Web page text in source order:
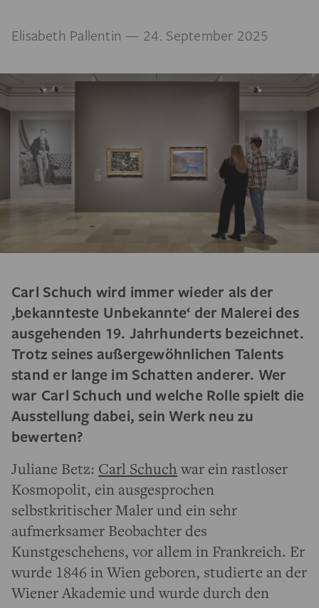
Elisabeth Pallentin — 24. September 2025
Carl Schuch wird immer wieder als der
‚bekannteste Unbekannte‘ der Malerei des
ausgehenden 19. Jahrhunderts bezeichnet.
Trotz seines außergewöhnlichen Talents
stand er lange im Schatten anderer. Wer
war Carl Schuch und welche Rolle spielt die
Ausstellung dabei, sein Werk neu zu
bewerten?
Juliane Betz: Carl Schuch war ein rastloser
Kosmopolit, ein ausgesprochen
selbstkritischer Maler und ein sehr
aufmerksamer Beobachter des
Kunstgeschehens, vor allem in Frankreich. Er
wurde 1846 in Wien geboren, studierte an der
Wiener Akademie und wurde durch den